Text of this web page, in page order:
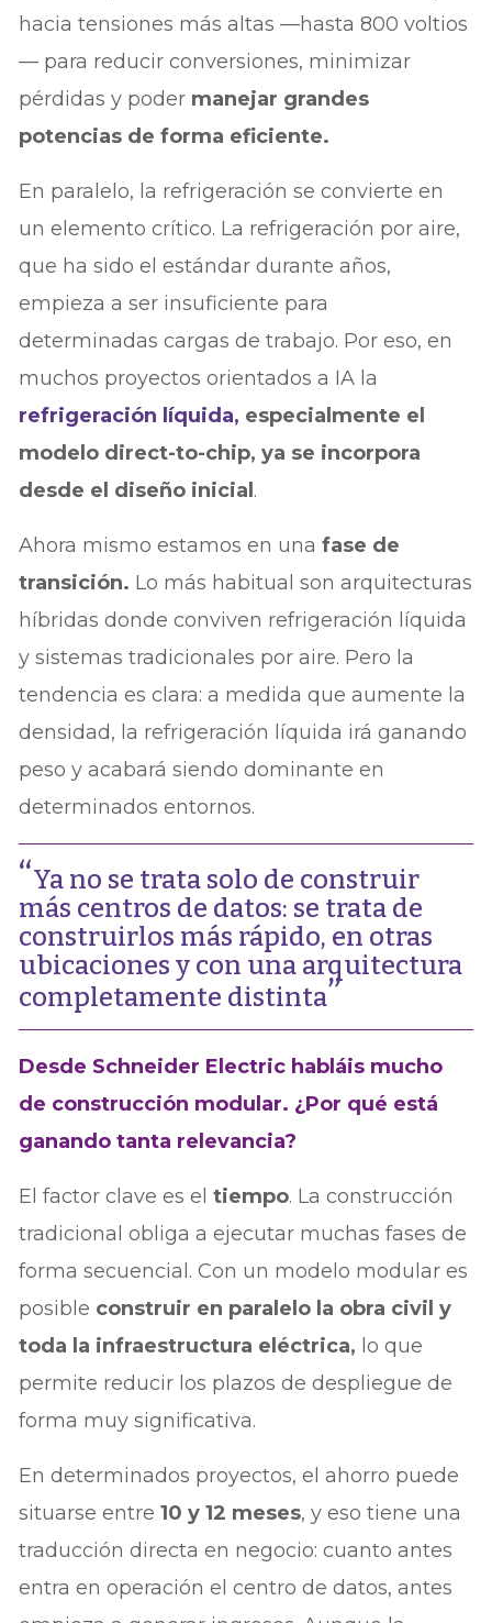
hacia tensiones más altas —hasta 800 voltios
— para reducir conversiones, minimizar
pérdidas y poder manejar grandes
potencias de forma eficiente.
En paralelo, la refrigeración se convierte en
un elemento crítico. La refrigeración por aire,
que ha sido el estándar durante años,
empieza a ser insuficiente para
determinadas cargas de trabajo. Por eso, en
muchos proyectos orientados a IA la
refrigeración líquida, especialmente el
modelo direct-to-chip, ya se incorpora
desde el diseño inicial .
Ahora mismo estamos en unafase de
transición. Lo más habitual son arquitecturas
híbridas donde conviven refrigeración líquida
y sistemas tradicionales por aire. Pero la
tendencia es clara: a medida que aumente la
densidad, la refrigeración líquida irá ganando
peso y acabará siendo dominante en
determinados entornos.
Ya no se trata solo de construir
más centros de datos: se trata de
construirlos más rápido, en otras
ubicaciones y con una arquitectura
completamente distinta
Desde Schneider Electric habláis mucho
de construcción modular. ¿Por qué está
ganando tanta relevancia?
El factor clave es eltiempo. La construcción
tradicional obliga a ejecutar muchas fases de
forma secuencial. Con un modelo modular es
posible construir en paralelo la obra civil y
toda la infraestructura eléctrica, lo que
permite reducir los plazos de despliegue de
forma muy significativa.
En determinados proyectos, el ahorro puede
situarse entre10 y 12 meses, y eso tiene una
traducción directa en negocio: cuanto antes
entra en operación el centro de datos, antes